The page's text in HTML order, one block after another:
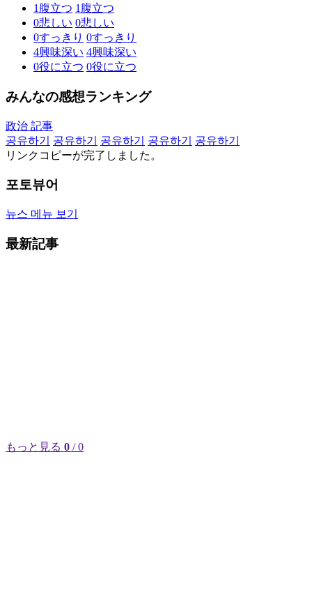
1 腹立つ 1 腹立つ
0悲しい 0悲しい
0すっきり 0すっきり
4興味深い 4興味深い
0役に立つ 0役に立つ
みんなの感想ランキング
政治 記事
공유하기
공유하기 공유하기 공유하기
공유하기
リンクコピーが完了しました。
포토뷰어
뉴스 메뉴 보기
最新記事
もっと見る 0 / 0